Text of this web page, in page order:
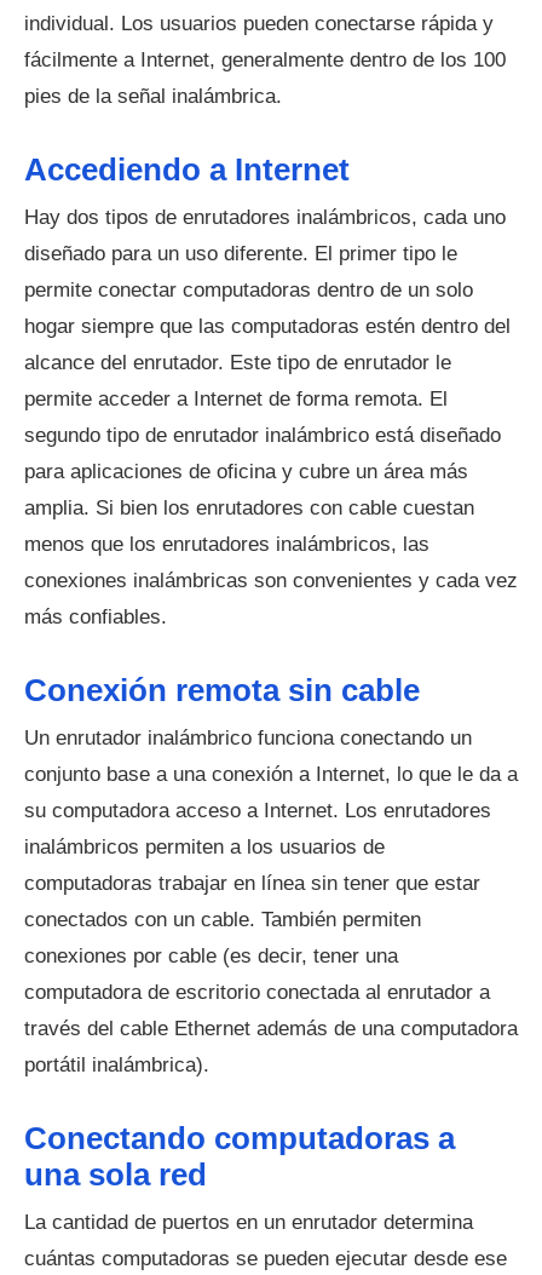
individual. Los usuarios pueden conectarse rápida y
fácilmente a Internet, generalmente dentro de los 100
pies de la señal inalámbrica.
Accediendo a Internet
Hay dos tipos de enrutadores inalámbricos, cada uno
diseñado para un uso diferente. El primer tipo le
permite conectar computadoras dentro de un solo
hogar siempre que las computadoras estén dentro del
alcance del enrutador. Este tipo de enrutador le
permite acceder a Internet de forma remota. El
segundo tipo de enrutador inalámbrico está diseñado
para aplicaciones de oficina y cubre un área más
amplia. Si bien los enrutadores con cable cuestan
menos que los enrutadores inalámbricos, las
conexiones inalámbricas son convenientes y cada vez
más confiables.
Conexión remota sin cable
Un enrutador inalámbrico funciona conectando un
conjunto base a una conexión a Internet, lo que le da a
su computadora acceso a Internet. Los enrutadores
inalámbricos permiten a los usuarios de
computadoras trabajar en línea sin tener que estar
conectados con un cable. También permiten
conexiones por cable (es decir, tener una
computadora de escritorio conectada al enrutador a
través del cable Ethernet además de una computadora
portátil inalámbrica).
Conectando computadoras a
una sola red
La cantidad de puertos en un enrutador determina
cuántas computadoras se pueden ejecutar desde ese